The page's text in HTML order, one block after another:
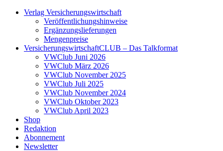
Verlag Versicherungswirtschaft
Veröffentlichungshinweise
Ergänzungslieferungen
Mengenpreise
VersicherungswirtschaftCLUB – Das Talkformat
VWClub Juni 2026
VWClub März 2026
VWClub November 2025
VWClub Juli 2025
VWClub November 2024
VWClub Oktober 2023
VWClub April 2023
Shop
Redaktion
Abonnement
Newsletter